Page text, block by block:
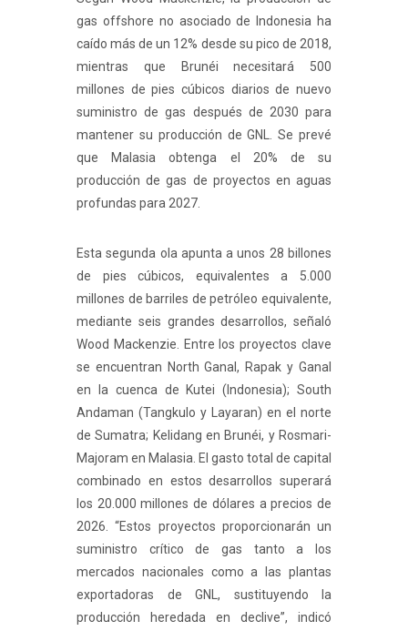
gas offshore no asociado de Indonesia ha
caído más de un 12% desde su pico de 2018,
mientras que Brunéi necesitará 500
millones de pies cúbicos diarios de nuevo
suministro de gas después de 2030 para
mantener su producción de GNL. Se prevé
que Malasia obtenga el 20% de su
producción de gas de proyectos en aguas
profundas para 2027.
Esta segunda ola apunta a unos 28 billones
de pies cúbicos, equivalentes a 5.000
millones de barriles de petróleo equivalente,
mediante seis grandes desarrollos, señaló
Wood Mackenzie. Entre los proyectos clave
se encuentran North Ganal, Rapak y Ganal
en la cuenca de Kutei (Indonesia); South
Andaman (Tangkulo y Layaran) en el norte
de Sumatra; Kelidang en Brunéi, y Rosmari-
Majoram en Malasia. El gasto total de capital
combinado en estos desarrollos superará
los 20.000 millones de dólares a precios de
2026. “Estos proyectos proporcionarán un
suministro crítico de gas tanto a los
mercados nacionales como a las plantas
exportadoras de GNL, sustituyendo la
producción heredada en declive”, indicó